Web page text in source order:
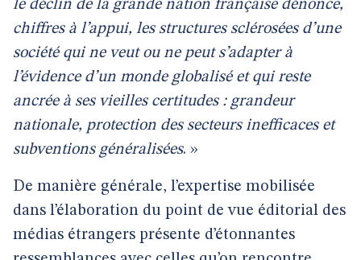
le déclin de la grande nation française dénonce,
chiffres à l’appui, les structures sclérosées d’une
société qui ne veut ou ne peut s’adapter à
l’évidence d’un monde globalisé et qui reste
ancrée à ses vieilles certitudes : grandeur
nationale, protection des secteurs inefficaces et
subventions généralisées. »
De manière générale, l’expertise mobilisée
dans l’élaboration du point de vue éditorial des
médias étrangers présente d’étonnantes